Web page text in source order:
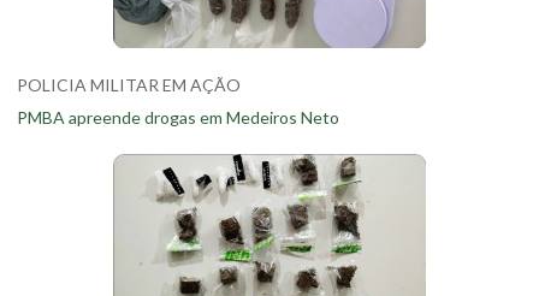
POLICIA MILITAR EM AÇÃO
PMBA apreende drogas em Medeiros Neto